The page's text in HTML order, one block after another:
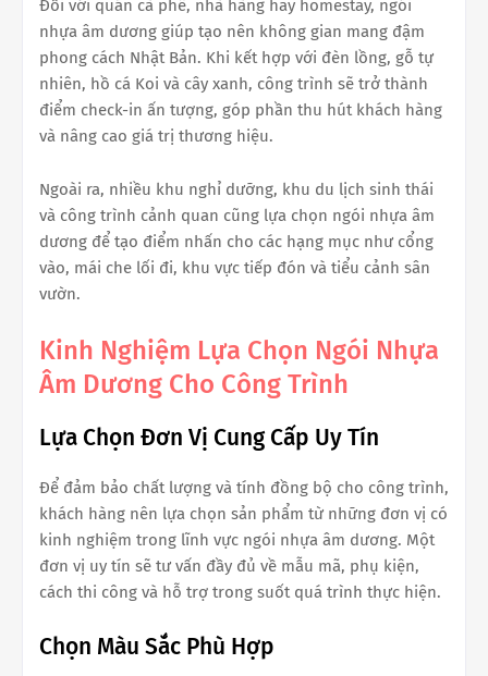
Đối với quán cà phê, nhà hàng hay homestay, ngói
nhựa âm dương giúp tạo nên không gian mang đậm
phong cách Nhật Bản. Khi kết hợp với đèn lồng, gỗ tự
nhiên, hồ cá Koi và cây xanh, công trình sẽ trở thành
điểm check-in ấn tượng, góp phần thu hút khách hàng
và nâng cao giá trị thương hiệu.
Ngoài ra, nhiều khu nghỉ dưỡng, khu du lịch sinh thái
và công trình cảnh quan cũng lựa chọn ngói nhựa âm
dương để tạo điểm nhấn cho các hạng mục như cổng
vào, mái che lối đi, khu vực tiếp đón và tiểu cảnh sân
vườn.
Kinh Nghiệm Lựa Chọn Ngói Nhựa
Âm Dương Cho Công Trình
Lựa Chọn Đơn Vị Cung Cấp Uy Tín
Để đảm bảo chất lượng và tính đồng bộ cho công trình,
khách hàng nên lựa chọn sản phẩm từ những đơn vị có
kinh nghiệm trong lĩnh vực ngói nhựa âm dương. Một
đơn vị uy tín sẽ tư vấn đầy đủ về mẫu mã, phụ kiện,
cách thi công và hỗ trợ trong suốt quá trình thực hiện.
Chọn Màu Sắc Phù Hợp